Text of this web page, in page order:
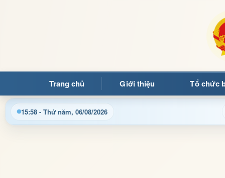
Trang chủ Giới thiệu Tổ chức
15:58 - Thứ năm, 06/08/2026
quý bạn đọc đến với Trang thông tin điện tử xã Mường Ảng